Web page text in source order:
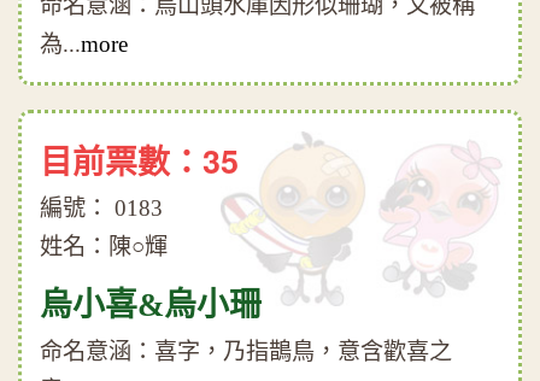
為...more
目前票數：35
編號： 0183
姓名：陳○輝
烏小喜&烏小珊
命名意涵：喜字，乃指鵲鳥，意含歡喜之